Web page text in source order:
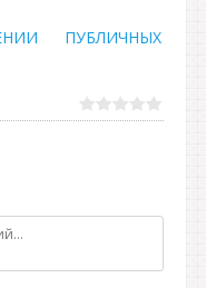
ПУБЛИЧНЫХ